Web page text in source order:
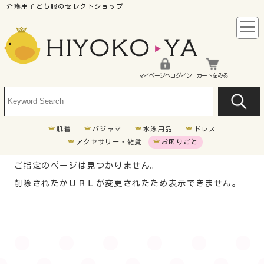
マイページへログイン カートをみる
肌着 パジャマ 水泳用品
ドレス
アクセサリー・雑貨
お困りごと
ご指定のページは見つかりません。
削除されたかＵＲＬが変更されたため表示できません。